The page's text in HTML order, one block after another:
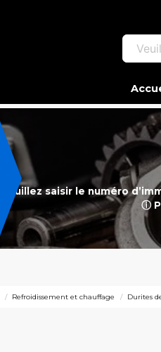
Veuillez saisir le numéro
ⓘ
Refroidissement et chauffage Durites